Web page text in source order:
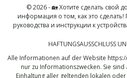
© 2026 - 🏡 Хотите сделать свой
информация о том, как это
руководства и инструкции к
HAFTUNGSAUSSCHLUSS
Alle Informationen auf der Website
nur zu Informationszwecken. Sie
Einhaltung aller geltenden lokalen